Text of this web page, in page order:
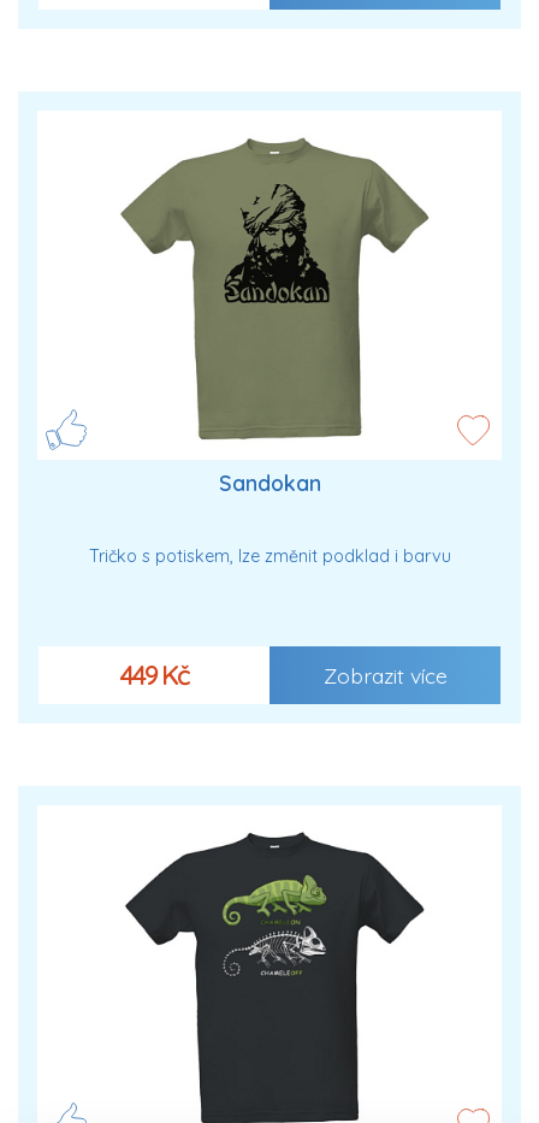
Sandokan
Tričko s potiskem, lze změnit podklad i barvu
449 Kč Zobrazit více